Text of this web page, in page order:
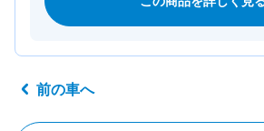
前の車へ